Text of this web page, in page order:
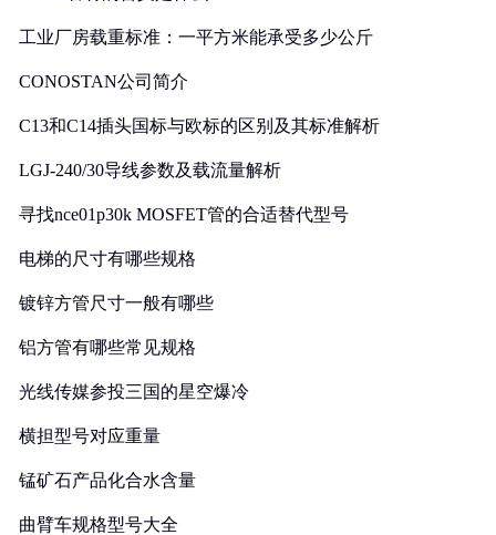
工业厂房载重标准：一平方米能承受多少公斤
CONOSTAN公司简介
C13和C14插头国标与欧标的区别及其标准解析
LGJ-240/30导线参数及载流量解析
寻找nce01p30k MOSFET管的合适替代型号
电梯的尺寸有哪些规格
镀锌方管尺寸一般有哪些
铝方管有哪些常见规格
光线传媒参投三国的星空爆冷
横担型号对应重量
锰矿石产品化合水含量
曲臂车规格型号大全